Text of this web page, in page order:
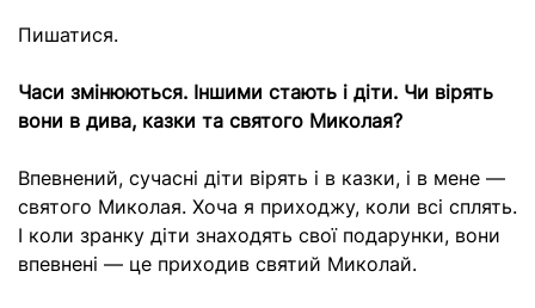
Пишатися.
Часи змінюються. Іншими стають і діти. Чи вірять
вони в дива, казки та святого Миколая?
Впевнений, сучасні діти вірять і в казки, і в мене —
святого Миколая. Хоча я приходжу, коли всі сплять.
І коли зранку діти знаходять свої подарунки, вони
впевнені — це приходив святий Миколай.